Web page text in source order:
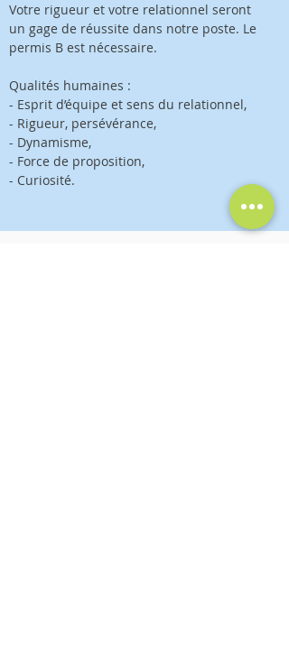
Votre rigueur et votre relationnel seront
un gage de réussite dans notre poste. Le
permis B est nécessaire.
Qualités humaines :
- Esprit d’équipe et sens du relationnel,
- Rigueur, persévérance,
- Dynamisme,
- Force de proposition,
- Curiosité.